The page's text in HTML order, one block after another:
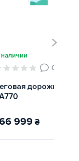
0
дорожка Fitex
999 ₴